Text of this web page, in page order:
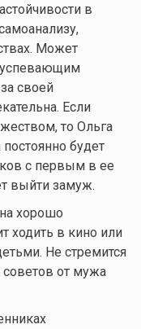
в
Может
своей
Если
то Ольга
будет
с первым в ее
выйти замуж.
хорошо
ходить в кино или
Не стремится
советов от мужа